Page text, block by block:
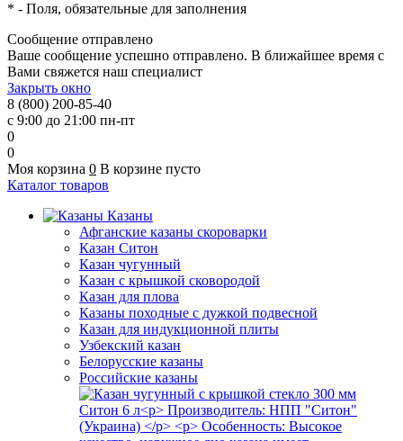
* - Поля, обязательные для заполнения
Сообщение отправлено
Ваше сообщение успешно отправлено. В ближайшее время с
Вами свяжется наш специалист
Закрыть окно
8 (800) 200-85-40
с 9:00 до 21:00 пн-пт
0
0
Моя корзина 0 В корзине пусто
Каталог товаров
Казаны
Афганские казаны скороварки
Казан Ситон
Казан чугунный
Казан с крышкой сковородой
Казан для плова
Казаны походные с дужкой подвесной
Казан для индукционной плиты
Узбекский казан
Белорусские казаны
Российские казаны